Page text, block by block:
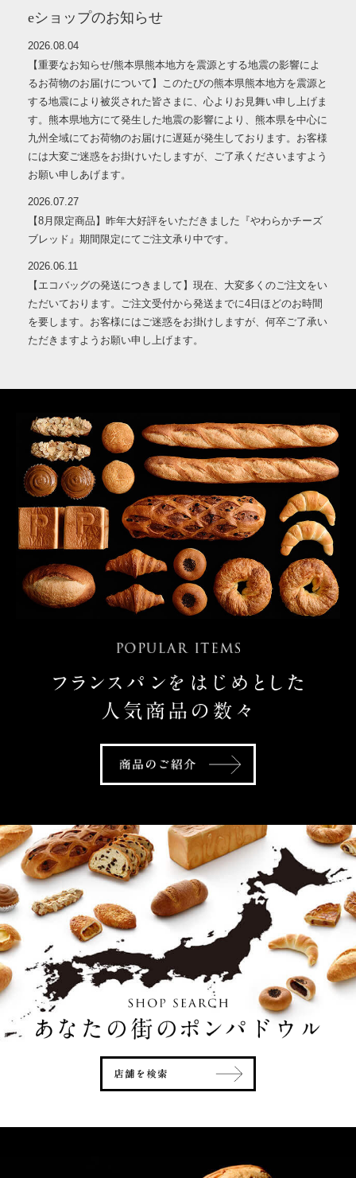
eショップのお知らせ
2026.08.04
【重要なお知らせ/熊本県熊本地方を震源とする地震の影響によ
るお荷物のお届けについて】このたびの熊本県熊本地方を震源と
する地震により被災された皆さまに、心よりお見舞い申し上げま
す。熊本県地方にて発生した地震の影響により、熊本県を中心に
九州全域にてお荷物のお届けに遅延が発生しております。お客様
には大変ご迷惑をお掛けいたしますが、ご了承くださいますよう
お願い申しあげます。
2026.07.27
【8月限定商品】昨年大好評をいただきました『やわらかチーズ
ブレッド』期間限定にてご注文承り中です。
2026.06.11
【エコバッグの発送につきまして】現在、大変多くのご注文をい
ただいております。ご注文受付から発送までに4日ほどのお時間
を要します。お客様にはご迷惑をお掛けしますが、何卒ご了承い
ただきますようお願い申し上げます。